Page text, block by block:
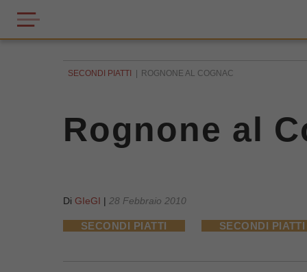
SECONDI PIATTI ROGNONE AL COGNAC
Rognone al
Di GIeGI | 28 Febbraio 2010
SECONDI PIATTI SECONDI